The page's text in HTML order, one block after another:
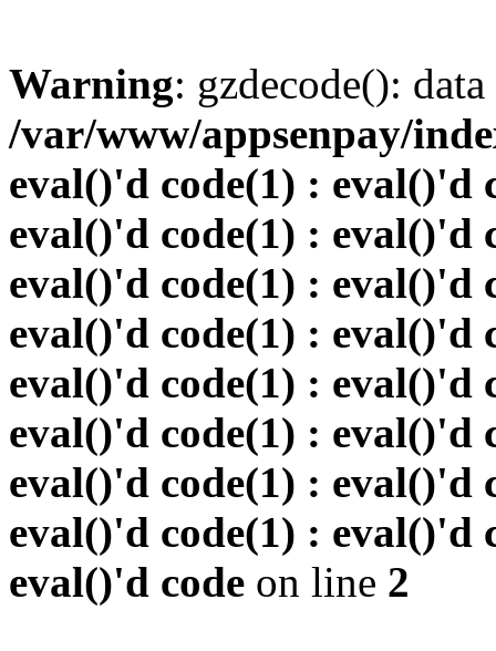
Warning: gzdecode():
/var/www/appsenpay/
eval()'d code(1) : eval()'d
eval()'d code(1) : eval()'d
eval()'d code(1) : eval()'d
eval()'d code(1) : eval()'d
eval()'d code(1) : eval()'d
eval()'d code(1) : eval()'d
eval()'d code(1) : eval()'d
eval()'d code(1) : eval()'d
eval()'d code on line 2